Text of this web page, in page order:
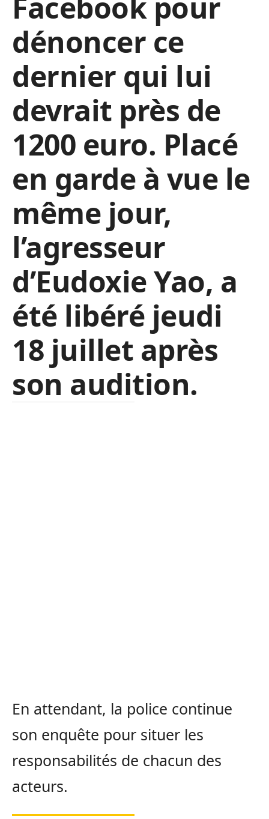
dénoncer ce
dernier qui lui
devrait près de
1200 euro. Placé
en garde à vue le
même jour,
l’agresseur
d’Eudoxie Yao, a
été libéré jeudi
18 juillet après
son audition.
En attendant, la police continue
son enquête pour situer les
responsabilités de chacun des
acteurs.